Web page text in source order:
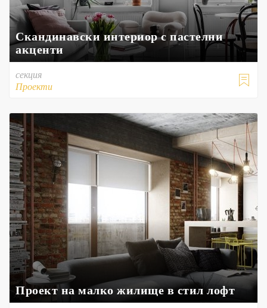
Скандинавски интериор с пастелни
акценти

секция
Проекти
Проект на малко жилище в стил лофт